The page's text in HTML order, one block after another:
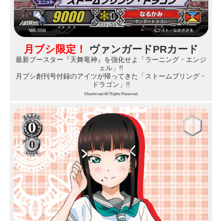
月ブシ限定！ ヴァンガードPRカード
最新ブースター『天舞竜神』を強化せよ「ラーニング・エンジ
ェル」!!
月ブシ創刊号付録のアイツが帰ってきた「ストームブリング・
ドラゴン」!!
©bushiroad All Rights Reserved.